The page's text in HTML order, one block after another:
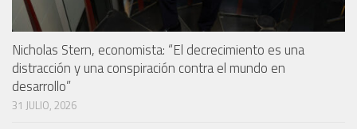
Nicholas Stern, economista: “El decrecimiento es una
distracción y una conspiración contra el mundo en
desarrollo”
31 JULIO, 2026